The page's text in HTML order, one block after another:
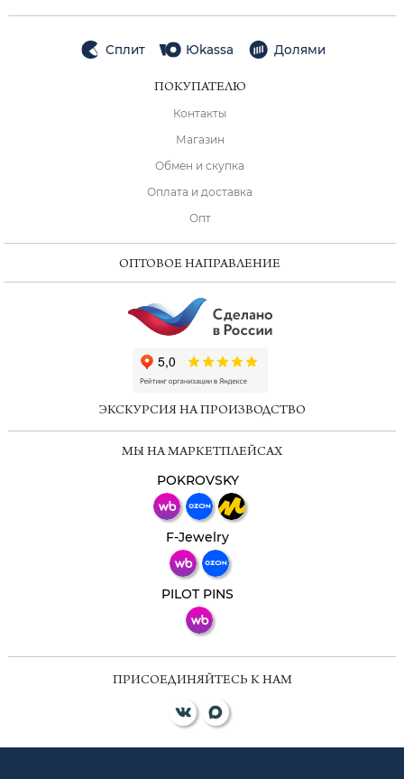
Сплит Юkassa Долями
ПОКУПАТЕЛЮ
Контакты
Магазин
Обмен и скупка
Оплата и доставка
Опт
ОПТОВОЕ НАПРАВЛЕНИЕ
ЭКСКУРСИЯ НА ПРОИЗВОДСТВО
МЫ НА МАРКЕТПЛЕЙСАХ
POKROVSKY
F-Jewelry
PILOT PINS
ПРИСОЕДИНЯЙТЕСЬ К НАМ